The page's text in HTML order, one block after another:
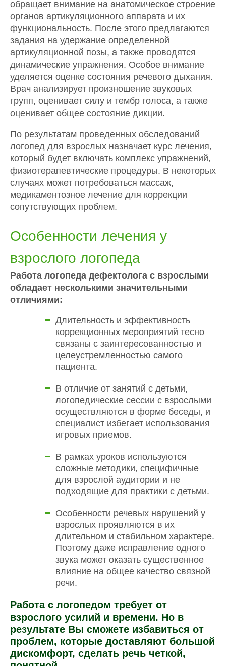
обращает внимание на анатомическое строение
органов артикуляционного аппарата и их
функциональность. После этого предлагаются
задания на удержание определенной
артикуляционной позы, а также проводятся
динамические упражнения. Особое внимание
уделяется оценке состояния речевого дыхания.
Врач анализирует произношение звуковых
групп, оценивает силу и тембр голоса, а также
оценивает общее состояние дикции.
По результатам проведенных обследований
логопед для взрослых назначает курс лечения,
который будет включать комплекс упражнений,
физиотерапевтические процедуры. В некоторых
случаях может потребоваться массаж,
медикаментозное лечение для коррекции
сопутствующих проблем.
Особенности лечения у
взрослого логопеда
Работа логопеда дефектолога с взрослыми
обладает несколькими значительными
отличиями:
Длительность и эффективность
коррекционных мероприятий тесно
связаны с заинтересованностью и
целеустремленностью самого
пациента.
В отличие от занятий с детьми,
логопедические сессии с взрослыми
осуществляются в форме беседы, и
специалист избегает использования
игровых приемов.
В рамках уроков используются
сложные методики, специфичные
для взрослой аудитории и не
подходящие для практики с детьми.
Особенности речевых нарушений у
взрослых проявляются в их
длительном и стабильном характере.
Поэтому даже исправление одного
звука может оказать существенное
влияние на общее качество связной
речи.
Работа с логопедом требует от
взрослого усилий и времени. Но в
результате Вы сможете избавиться от
проблем, которые доставляют большой
дискомфорт, сделать речь четкой,